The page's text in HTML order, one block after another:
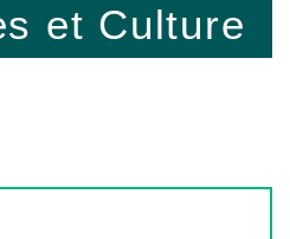
et Culture